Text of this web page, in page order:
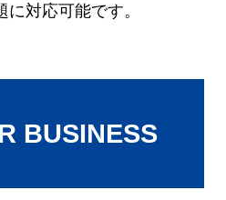
対応可能です。
BUSINESS